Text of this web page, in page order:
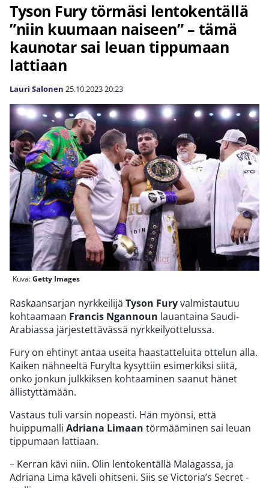
Tyson Fury törmäsi lentokentällä
”niin kuumaan naiseen” – tämä
kaunotar sai leuan tippumaan
lattiaan
Lauri Salonen 25.10.202320:23
Kuva:Getty Images
Raskaansarjan nyrkkeilijä Tyson Furyvalmistautuu
kohtaamaan Francis Ngannoun lauantaina Saudi-
Arabiassa järjestettävässä nyrkkeilyottelussa.
Fury on ehtinyt antaa useita haastatteluita ottelun alla.
Kaiken nähneeltä Furylta kysyttiin esimerkiksi siitä,
onko jonkun julkkiksen kohtaaminen saanut hänet
ällistyttämään.
Vastaus tuli varsin nopeasti. Hän myönsi, että
huippumalli Adriana Limaan törmääminen sai leuan
tippumaan lattiaan.
– Kerran kävi niin. Olin lentokentällä Malagassa, ja
Adriana Lima käveli ohitseni. Siis se Victoria’s Secret -